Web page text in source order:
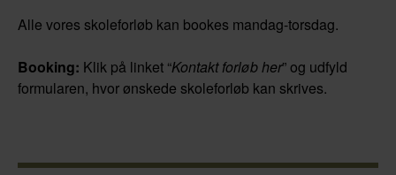
Alle vores skoleforløb kan bookes mandag-torsdag.
Booking: Klik på linket “Kontakt forløb her” og udfyld
formularen, hvor ønskede skoleforløb kan skrives.